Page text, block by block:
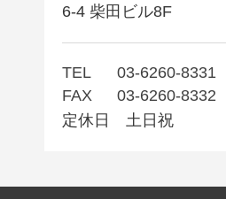
6-4 柴田ビル8F
TEL 03-6260-8331
FAX
03-6260-8332
定休日 土日祝